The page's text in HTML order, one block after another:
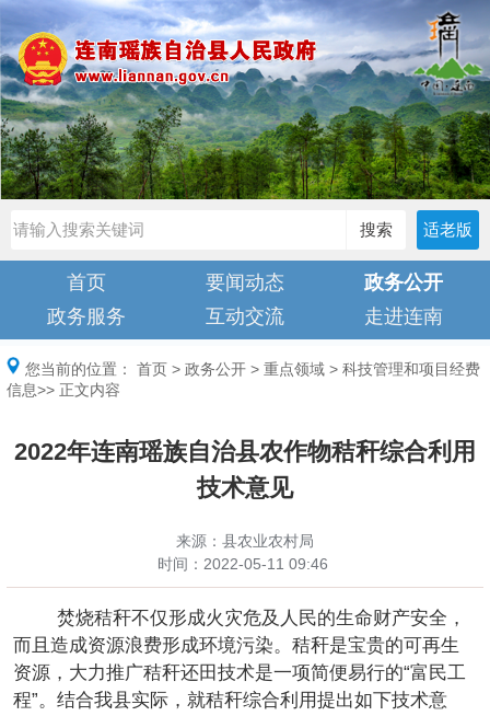
搜索 适老版
首页 要闻动态
政务公开
政务服务
互动交流 走进连南
您当前的位置： 首页 > 政务公开 > 重点领域 > 科技管理和项目经费
信息>> 正文内容
2022年连南瑶族自治县农作物秸秆综合利用
技术意见
来源：县农业农村局
时间： 2022-05-11 09:46
焚烧秸秆不仅形成火灾危及人民的生命财产安全，
而且造成资源浪费形成环境污染。秸秆是宝贵的可再生
资源，大力推广秸秆还田技术是一项简便易行的“富民工
程”。结合我县实际，就秸秆综合利用提出如下技术意